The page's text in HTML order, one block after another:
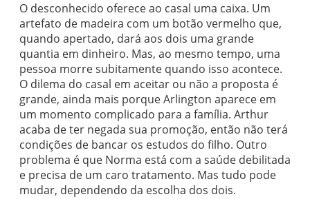
O desconhecido oferece ao casal uma caixa. Um
artefato de madeira com um botão vermelho que,
quando apertado, dará aos dois uma grande
quantia em dinheiro. Mas, ao mesmo tempo, uma
pessoa morre subitamente quando isso acontece.
O dilema do casal em aceitar ou não a proposta é
grande, ainda mais porque Arlington aparece em
um momento complicado para a família. Arthur
acaba de ter negada sua promoção, então não terá
condições de bancar os estudos do filho. Outro
problema é que Norma está com a saúde debilitada
e precisa de um caro tratamento. Mas tudo pode
mudar, dependendo da escolha dos dois.